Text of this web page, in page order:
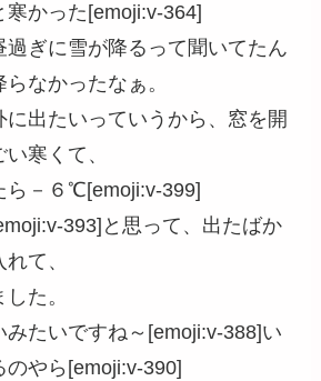
かった[emoji:v-364]
過ぎに雪が降るって聞いてたん
なかったなぁ。
に出たいっていうから、窓を開
寒くて、
ら －６℃[emoji:v-399]
393]と思って、出たばか
て、
た。
みたいですね～[emoji:v-388]い
のやら[emoji:v-390]